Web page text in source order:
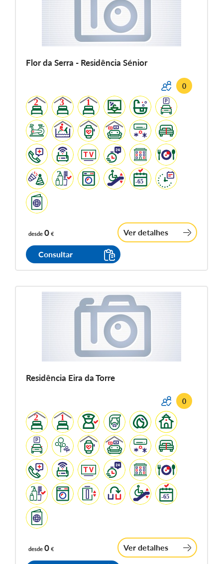
Flor da Serra - Residência Sénior
0
desde 0 € Ver detalhes
Consultar
Residência Eira da Torre
0
desde 0 € Ver detalhes